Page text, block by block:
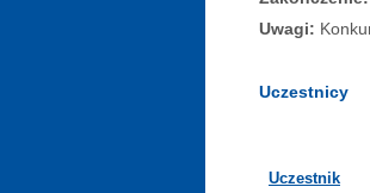
Uwagi:
Uczestnicy
Uczestnik